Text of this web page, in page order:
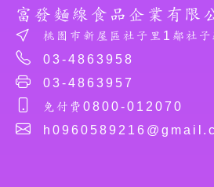
富發麵線食品企業有限
桃園市新屋區社子里1鄰社
03-4863958
03-4863957
免付費0800-012070